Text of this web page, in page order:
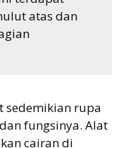
atas dan
sedemikian rupa
fungsinya. Alat
cairan di